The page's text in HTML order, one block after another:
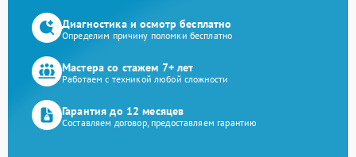
Диагностика и осмотр бесплатно
Определим причину поломки бесплатно
Мастера со стажем 7+ лет
Работаем с техникой любой сложности
Гарантия до 12 месяцев
Составляем договор, предоставляем гарантию